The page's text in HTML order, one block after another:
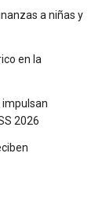
a niñas y
en la
impulsan
2026